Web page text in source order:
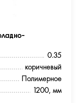
0.35
коричневый
Полимерное
1200, мм